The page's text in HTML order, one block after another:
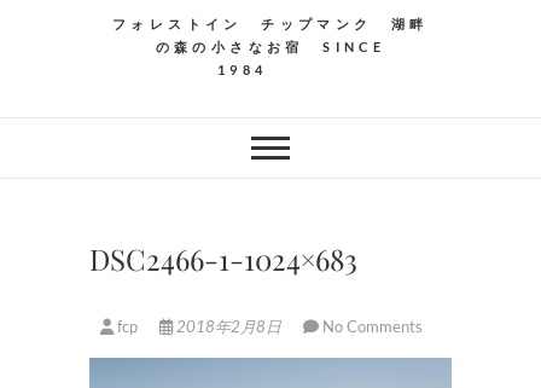
フォレストイン チップマンク 湖畔
の森の小さなお宿 SINCE
1984
DSC2466-1-1024×683
fcp 2018年2月8日 No Comments